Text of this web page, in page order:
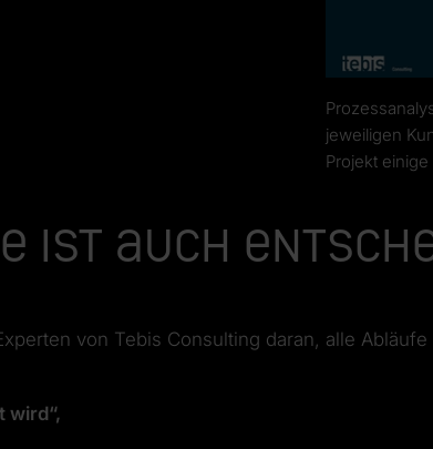
jeweiligen
Projekt
ist auch
von Tebis Consulting daran, alle
wird“,